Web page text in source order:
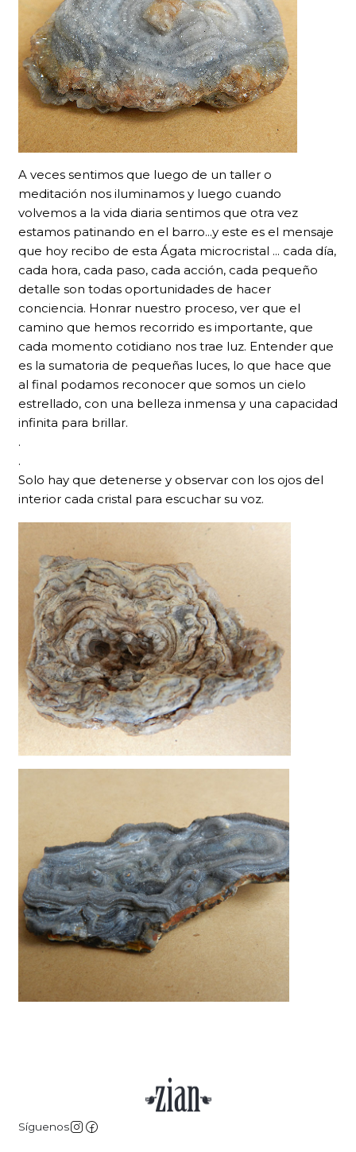
A veces sentimos que luego de un taller o
meditación nos iluminamos y luego cuando
volvemos a la vida diaria sentimos que otra vez
estamos patinando en el barro...y este es el mensaje
que hoy recibo de esta Ágata microcristal ... cada día,
cada hora, cada paso, cada acción, cada pequeño
detalle son todas oportunidades de hacer
conciencia. Honrar nuestro proceso, ver que el
camino que hemos recorrido es importante, que
cada momento cotidiano nos trae luz. Entender que
es la sumatoria de pequeñas luces, lo que hace que
al final podamos reconocer que somos un cielo
estrellado, con una belleza inmensa y una capacidad
infinita para brillar.
.
.
Solo hay que detenerse y observar con los ojos del
interior cada cristal para escuchar su voz.
Síguenos